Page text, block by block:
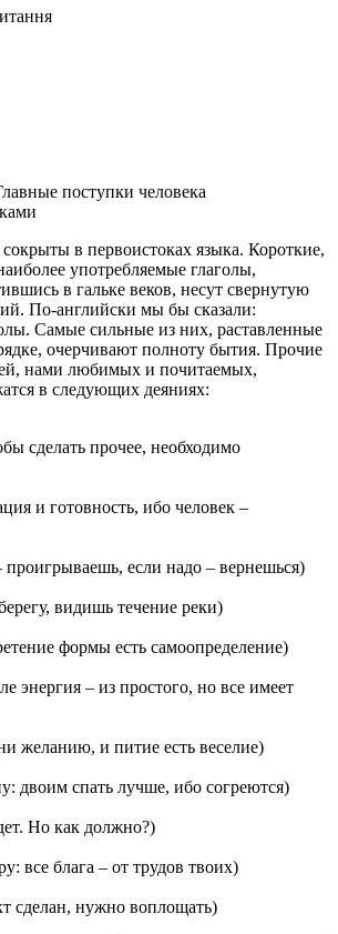
поступки человека
в первоистоках языка. Короткие,
употребляемые глаголы,
в гальке веков, несут свернутую
По-английски мы бы сказали:
Самые сильные из них, раставленные
очерчивают полноту бытия. Прочие
нами любимых и почитаемых,
в следующих деяниях:
сделать прочее, необходимо
и готовность, ибо человек –
если надо – вернешься)
видишь течение реки)
формы есть самоопределение)
энергия – из простого, но все имеет
желанию, и питие есть веселие)
двоим спать лучше, ибо согреются)
Но как должно?)
все блага – от трудов твоих)
сделан, нужно воплощать)